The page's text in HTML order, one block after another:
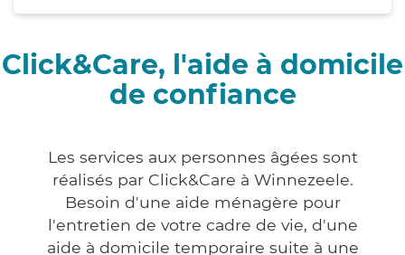
Click&Care, l'aide à domicile
de confiance
Les services aux personnes âgées sont
réalisés par Click&Care à Winnezeele.
Besoin d'une aide ménagère pour
l'entretien de votre cadre de vie, d'une
aide à domicile temporaire suite à une